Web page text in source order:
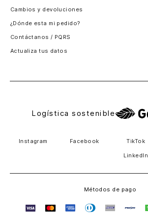
Cambios y devoluciones
¿Dónde esta mi pedido?
Contáctanos / PQRS
Actualiza tus datos
Logística sostenible
Instagram Facebook TikTok
LinkedIn
Métodos de pago